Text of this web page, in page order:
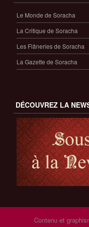
Le Monde de Soracha
La Critique de Soracha
Les Flâneries de Soracha
La Gazette de Soracha
DÉCOUVREZ LA
Contenu et